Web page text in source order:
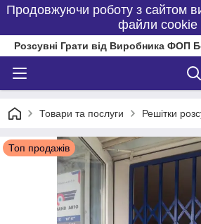
Продовжуючи роботу з сайтом
файли cookie
Розсувні Грати від Виробника ФОП
Товари та послуги Решітки
Топ продажів